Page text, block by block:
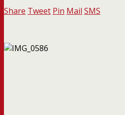
Share Tweet Pin Mail SMS